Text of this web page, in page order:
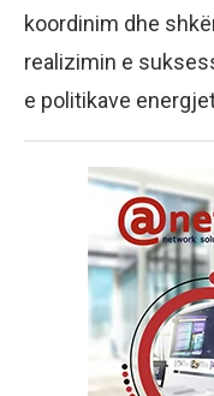
koordinim dhe
realizimin e
e politikave